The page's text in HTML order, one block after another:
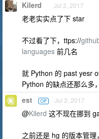
Kilerd Jul 2, 2017
老老实实点了下 star
不过看了下，ttps://
languages 前几名
就 Python 的 past yesr
Python 的缺点还那么多
est OP Jul 2, 2017
@Kilerd 这不现在挪到
之前还是 hg 的版本管理